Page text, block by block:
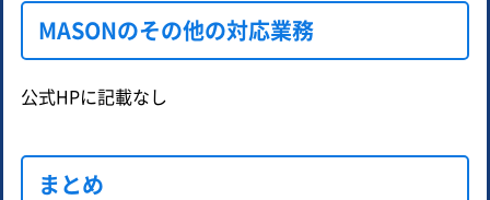
MASONのその他の対応業務
公式HPに記載なし
まとめ